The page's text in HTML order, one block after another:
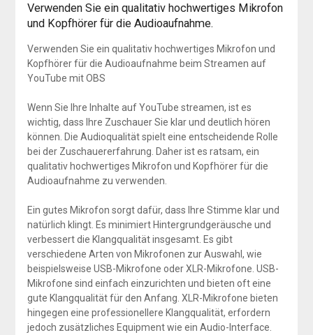
Verwenden Sie ein qualitativ hochwertiges Mikrofon
und Kopfhörer für die Audioaufnahme.
Verwenden Sie ein qualitativ hochwertiges Mikrofon und
Kopfhörer für die Audioaufnahme beim Streamen auf
YouTube mit OBS
Wenn Sie Ihre Inhalte auf YouTube streamen, ist es
wichtig, dass Ihre Zuschauer Sie klar und deutlich hören
können. Die Audioqualität spielt eine entscheidende Rolle
bei der Zuschauererfahrung. Daher ist es ratsam, ein
qualitativ hochwertiges Mikrofon und Kopfhörer für die
Audioaufnahme zu verwenden.
Ein gutes Mikrofon sorgt dafür, dass Ihre Stimme klar und
natürlich klingt. Es minimiert Hintergrundgeräusche und
verbessert die Klangqualität insgesamt. Es gibt
verschiedene Arten von Mikrofonen zur Auswahl, wie
beispielsweise USB-Mikrofone oder XLR-Mikrofone. USB-
Mikrofone sind einfach einzurichten und bieten oft eine
gute Klangqualität für den Anfang. XLR-Mikrofone bieten
hingegen eine professionellere Klangqualität, erfordern
jedoch zusätzliches Equipment wie ein Audio-Interface.